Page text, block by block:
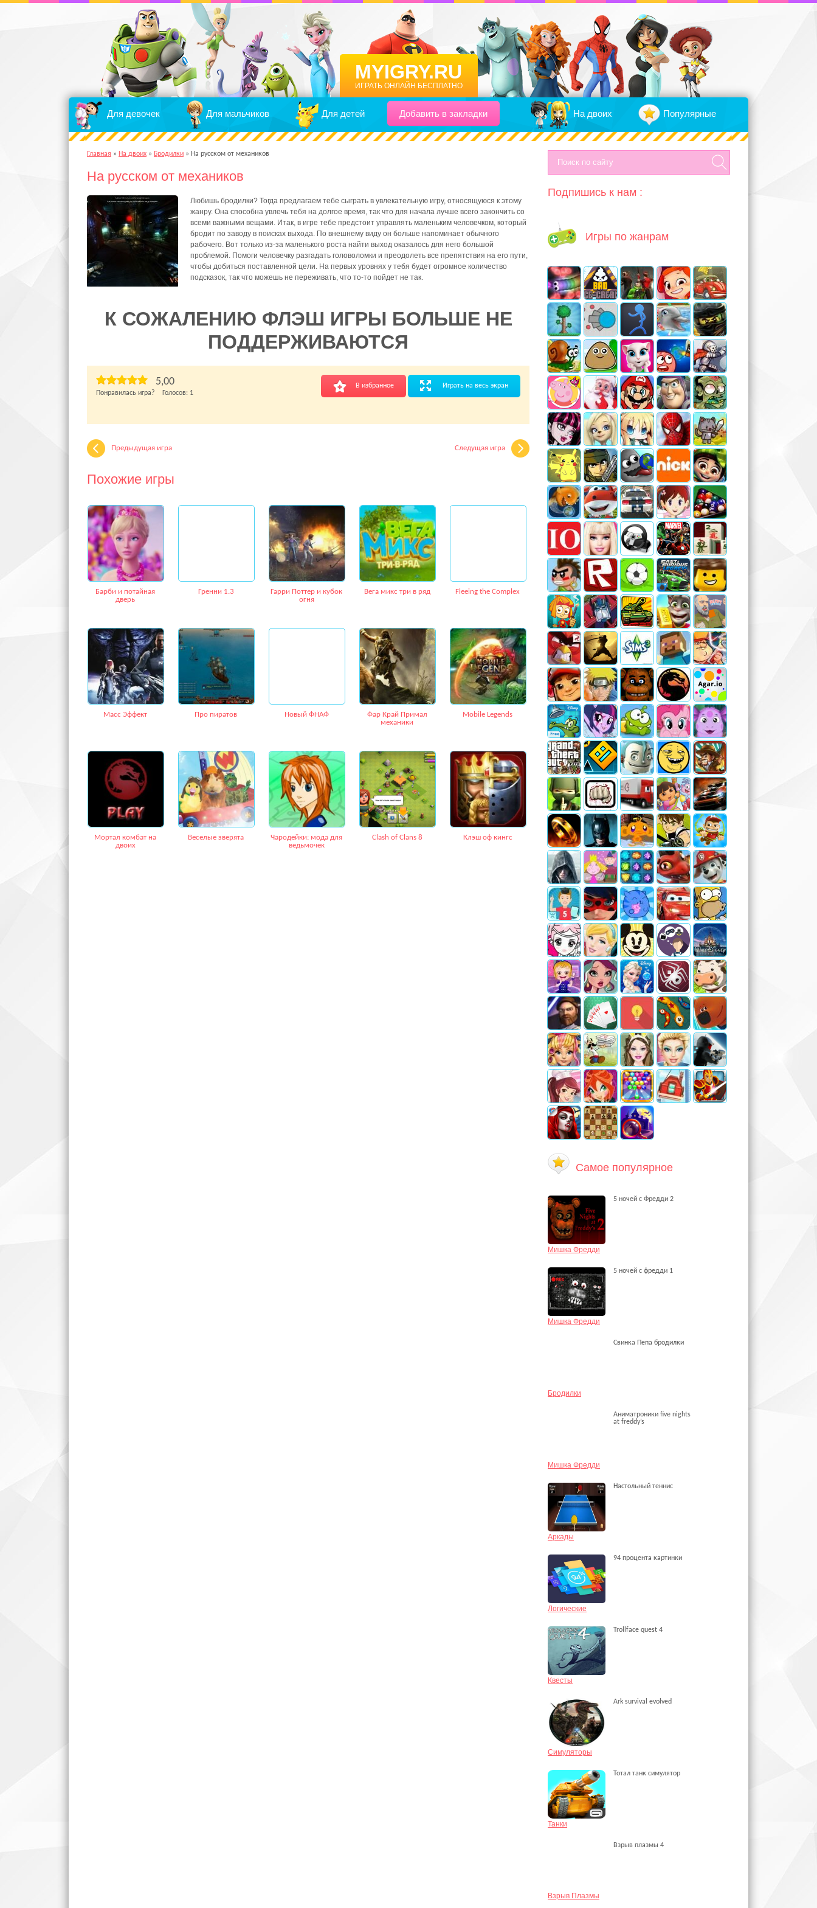
MYIGRY.RU
ИГРАТЬ ОНЛАЙН БЕСПЛАТНО
Для девочек Для мальчиков Для детей Добавить в закладки На двоих Популярные
Главная » На двоих » Бродилки » На русском от механиков
На русском от механиков
Любишь бродилки? Тогда предлагаем тебе сыграть в увлекательную игру, относящуюся к этому
жанру. Она способна увлечь тебя на долгое время, так что для начала лучше всего закончить со
всеми важными вещами. Итак, в игре тебе предстоит управлять маленьким человечком, который
бродит по заводу в поисках выхода. По внешнему виду он больше напоминает обычного
рабочего. Вот только из-за маленького роста найти выход оказалось для него большой
проблемой. Помоги человечку разгадать головоломки и преодолеть все препятствия на его пути,
чтобы добиться поставленной цели. На первых уровнях у тебя будет огромное количество
подсказок, так что можешь не переживать, что то-то пойдет не так.
К СОЖАЛЕНИЮ ФЛЭШ ИГРЫ БОЛЬШЕ НЕ
ПОДДЕРЖИВАЮТСЯ
В избранное Играть на весь экран
5,00
Понравилась игра? Голосов: 1
Предыдущая игра Следущая игра
Похожие игры
Барби и потайная
дверь
Гренни 1.3
Гарри Поттер и кубок
огня
Вега микс три в ряд Fleeing the Complex
Масс Эффект Про пиратов Новый ФНАФ
Фар Край Примал
механики
Mobile Legends
Мортал комбат на
двоих
Веселые зверята
Чародейки: мода для
ведьмочек
Clash of Clans 8 Клэш оф кингс
Подпишись к нам :
Игры по жанрам
Самое популярное
5 ночей с Фредди 2
Мишка Фредди
5 ночей с фредди 1
Мишка Фредди
Свинка Пепа бродилки
Бродилки
Аниматроники five nights
at freddy’s
Мишка Фредди
Настольный теннис
Аркады
94 процента картинки
Логические
Trollface quest 4
Квесты
Ark survival evolved
Симуляторы
Тотал танк симулятор
Танки
Взрыв плазмы 4
Взрыв Плазмы